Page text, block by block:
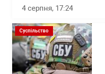
4 серпня, 17:24
Суспільство